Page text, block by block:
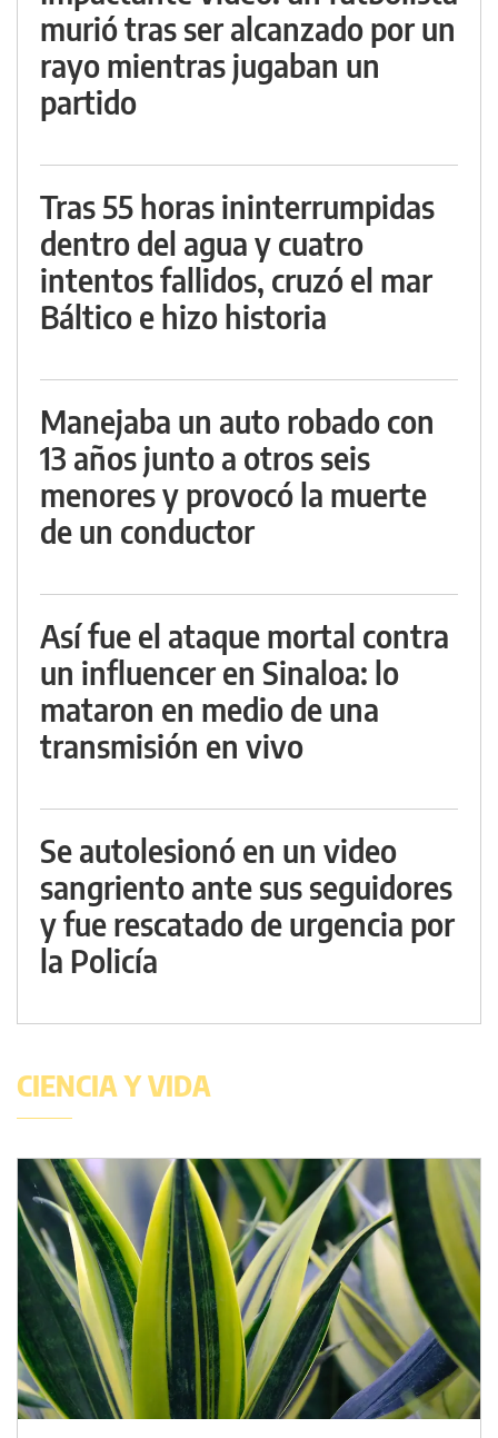
murió tras ser alcanzado por un
rayo mientras jugaban un
partido
Tras 55 horas ininterrumpidas
dentro del agua y cuatro
intentos fallidos, cruzó el mar
Báltico e hizo historia
Manejaba un auto robado con
13 años junto a otros seis
menores y provocó la muerte
de un conductor
Así fue el ataque mortal contra
un influencer en Sinaloa: lo
mataron en medio de una
transmisión en vivo
Se autolesionó en un video
sangriento ante sus seguidores
y fue rescatado de urgencia por
la Policía
CIENCIA Y VIDA